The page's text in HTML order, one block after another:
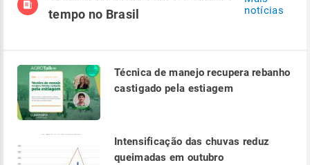
tempo no Brasil
notícias
Técnica de manejo recupera rebanho
castigado pela estiagem
Intensificação das chuvas reduz
queimadas em outubro